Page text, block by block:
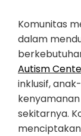
Komunitas
dalam
Autism
inklusif,
sekitarnya.